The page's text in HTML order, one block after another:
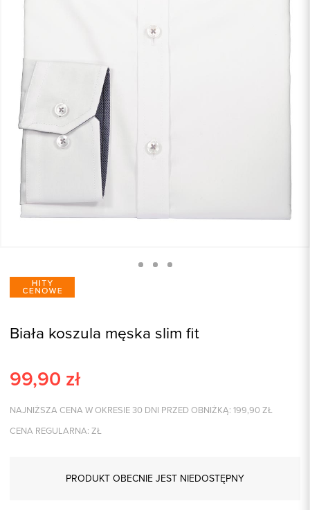
Biała koszula męska slim fit
99,90 zł
NAJNIŻSZA CENA W OKRESIE 30 DNI PRZED OBNIŻKĄ: 199,90 ZŁ
CENA REGULARNA: ZŁ
PRODUKT OBECNIE JEST NIEDOSTĘPNY